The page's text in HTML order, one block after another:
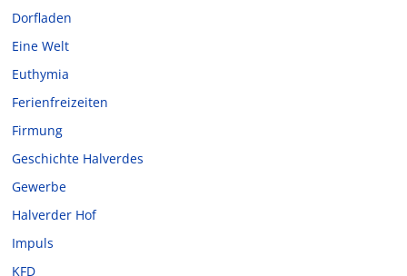
Dorfladen
Eine Welt
Euthymia
Ferienfreizeiten
Firmung
Geschichte Halverdes
Gewerbe
Halverder Hof
Impuls
KFD